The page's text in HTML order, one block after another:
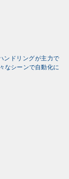
ンドリングが主力で
なシーンで自動化に